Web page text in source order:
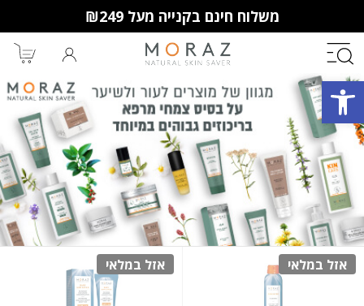
פתח סרגל נגישות
משלוח חינם בקנייה מעל ₪249
חברי מועדון מורז נהנים יותר!
10% הנחה לקנייה ראשונה
מבצעים שווים
וצבירת נקודות למימוש בקניות
הבאות.
אזל במלאי אזל במלאי